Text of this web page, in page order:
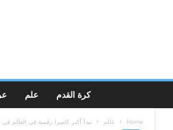
علم كرة القدم
Home عالم تبدأ أكبر كاميرا رقمية في العالم